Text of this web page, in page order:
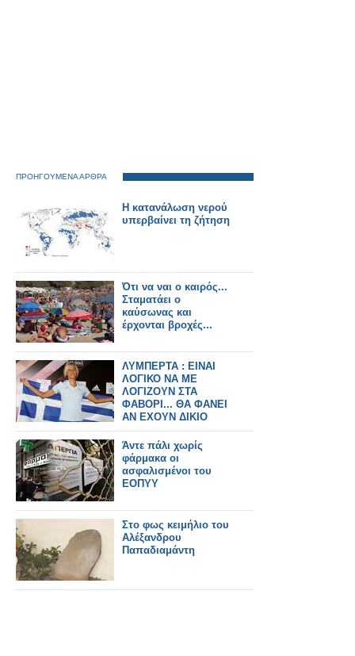
ΠΡΟΗΓΟΥΜΕΝΑ ΑΡΘΡΑ
Η κατανάλωση νερού
υπερβαίνει τη ζήτηση
Ότι να ναι ο καιρός...
Σταματάει ο
καύσωνας και
έρχονται βροχές...
ΛΥΜΠΕΡΤΑ : ΕΙΝΑΙ
ΛΟΓΙΚΟ ΝΑ ΜΕ
ΛΟΓΙΖΟΥΝ ΣΤΑ
ΦΑΒΟΡΙ... ΘΑ ΦΑΝΕΙ
ΑΝ ΕΧΟΥΝ ΔΙΚΙΟ
Άντε πάλι χωρίς
φάρμακα οι
ασφαλισμένοι του
ΕΟΠΥΥ
Στο φως κειμήλιο του
Αλέξανδρου
Παπαδιαμάντη